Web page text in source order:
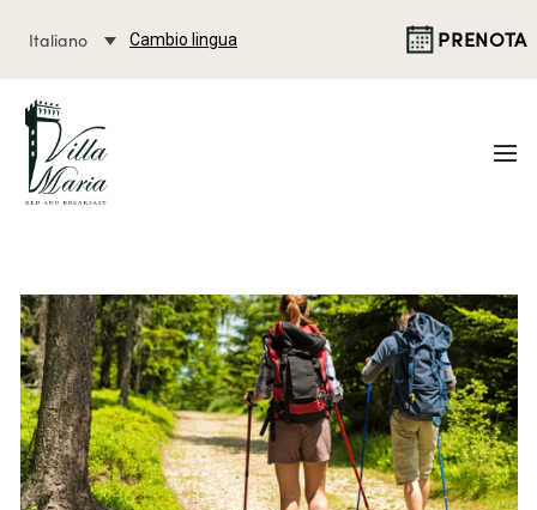
Italiano Cambio lingua PRENOTA